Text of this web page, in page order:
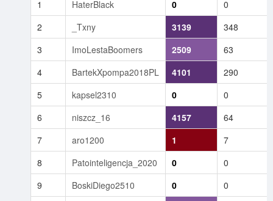
1
HaterBlack 0
0
2
_Txny 3139
348
3
ImoLestaBoomers 2509
63
4
BartekXpompa2018PL 4101
290
5
kapsel2310 0
0
6
niszcz_16 4157
64
7
aro1200 1
7
8
Patointeligencja_2020 0
0
9
BoskiDiego2510 0
0